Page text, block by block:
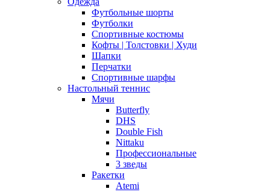
Футбольные шорты
Футболки
Спортивные костюмы
Кофты | Толстовки | Худи
Шапки
Перчатки
Спортивные шарфы
Настольный теннис
Мячи
Butterfly
DHS
Double Fish
Nittaku
Профессиональные
3 зведы
Ракетки
Atemi